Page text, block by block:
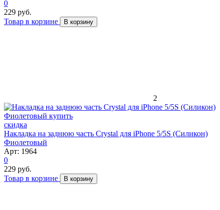
0
229 руб.
Товар в корзине
В корзину
2
скидка
Накладка на заднюю часть Crystal для iPhone 5/5S (Силикон)
Фиолетовый
Арт: 1964
0
229 руб.
Товар в корзине
В корзину